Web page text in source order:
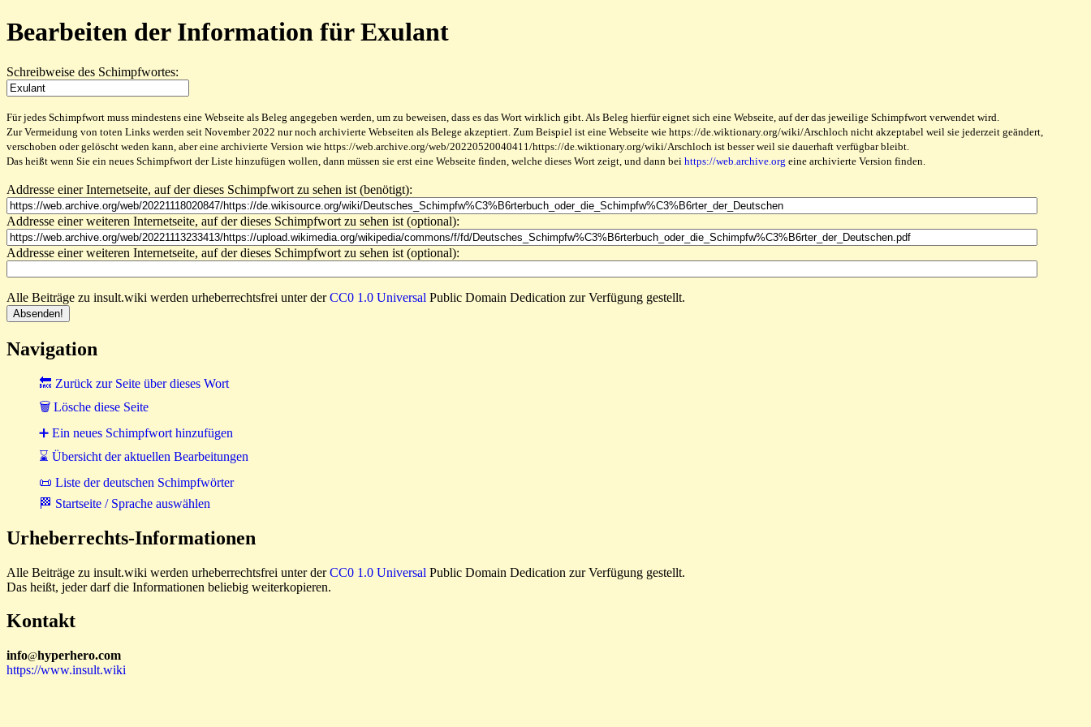
Bearbeiten der Information für Exulant
Schreibweise des Schimpfwortes:
Für jedes Schimpfwort muss mindestens eine Webseite als Beleg angegeben werden, um zu beweisen, dass es das Wort wirklich gibt. Als Beleg hierfür eignet sich eine Webseite, auf der das jeweilige Schimpfwort verwendet wird.
Zur Vermeidung von toten Links werden seit November 2022 nur noch archivierte Webseiten als Belege akzeptiert. Zum Beispiel ist eine Webseite wie https://de.wiktionary.org/wiki/Arschloch nicht akzeptabel weil sie jederzeit geändert,
verschoben oder gelöscht weden kann, aber eine archivierte Version wie https://web.archive.org/web/20220520040411/https://de.wiktionary.org/wiki/Arschloch ist besser weil sie dauerhaft verfügbar bleibt.
Das heißt wenn Sie ein neues Schimpfwort der Liste hinzufügen wollen, dann müssen sie erst eine Webseite finden, welche dieses Wort zeigt, und dann bei https://web.archive.org eine archivierte Version finden.
Addresse einer Internetseite, auf der dieses Schimpfwort zu sehen ist (benötigt):
Addresse einer weiteren Internetseite, auf der dieses Schimpfwort zu sehen ist (optional):
Addresse einer weiteren Internetseite, auf der dieses Schimpfwort zu sehen ist (optional):
Alle Beiträge zu insult.wiki werden urheberrechtsfrei unter derCC0 1.0 Universal Public Domain Dedication zur Verfügung gestellt.
Navigation
🔙 Zurück zur Seite über dieses Wort
🗑 Lösche diese Seite
➕ Ein neues Schimpfwort hinzufügen
⌛ Übersicht der aktuellen Bearbeitungen
📜 Liste der deutschen Schimpfwörter
🏁 Startseite / Sprache auswählen
Urheberrechts-Informationen
Alle Beiträge zu insult.wiki werden urheberrechtsfrei unter derCC0 1.0 Universal Public Domain Dedication zur Verfügung gestellt.
Das heißt, jeder darf die Informationen beliebig weiterkopieren.
Kontakt
info@hyperhero.com
https://www.insult.wiki